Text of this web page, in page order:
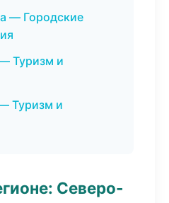
— Городские
Туризм и
Туризм и
Северо-